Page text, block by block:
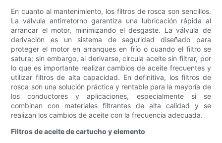
En cuanto al mantenimiento, los filtros de rosca son sencillos.
La válvula antirretorno garantiza una lubricación rápida al
arrancar el motor, minimizando el desgaste. La válvula de
derivación es un sistema de seguridad diseñado para
proteger el motor en arranques en frío o cuando el filtro se
satura; sin embargo, al derivarse, circula aceite sin filtrar, por
lo que es importante realizar cambios de aceite frecuentes y
utilizar filtros de alta capacidad. En definitiva, los filtros de
rosca son una solución práctica y rentable para la mayoría de
los conductores y aplicaciones, especialmente si se
combinan con materiales filtrantes de alta calidad y se
realizan los cambios de aceite con la frecuencia adecuada.
Filtros de aceite de cartucho y elemento